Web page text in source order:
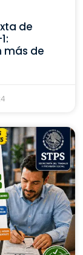
de
más de